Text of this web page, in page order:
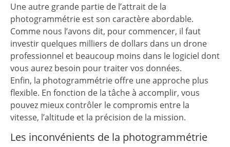
Une autre grande partie de l’attrait de la
photogrammétrie est son caractère abordable.
Comme nous l’avons dit, pour commencer, il faut
investir quelques milliers de dollars dans un drone
professionnel et beaucoup moins dans le logiciel dont
vous aurez besoin pour traiter vos données.
Enfin, la photogrammétrie offre une approche plus
flexible. En fonction de la tâche à accomplir, vous
pouvez mieux contrôler le compromis entre la
vitesse, l’altitude et la précision de la mission.
Les inconvénients de la photogrammétrie